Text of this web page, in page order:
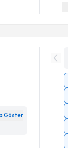
Göster